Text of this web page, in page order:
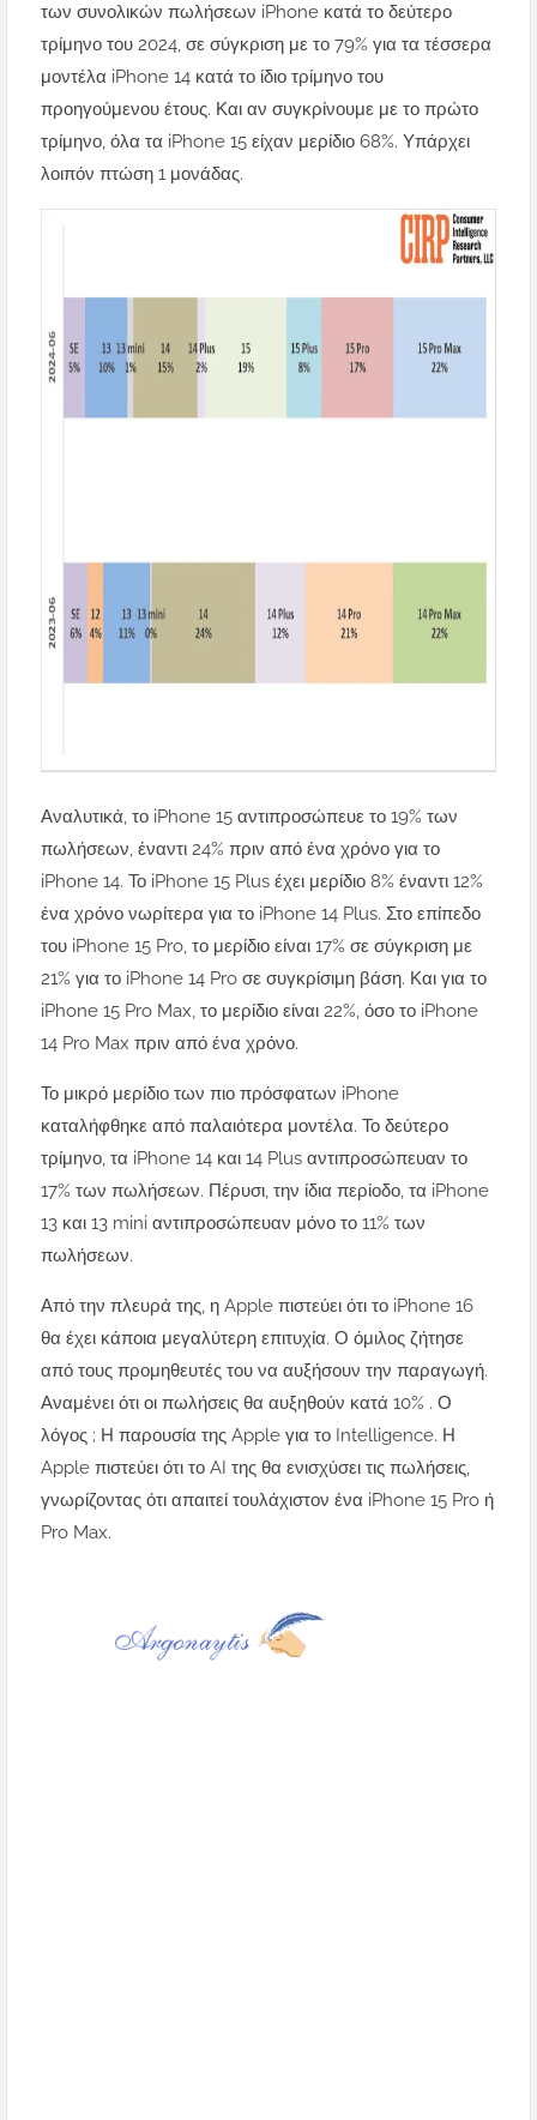
των συνολικών πωλήσεων iPhone κατά το δεύτερο
τρίμηνο του 2024, σε σύγκριση με το 79% για τα τέσσερα
μοντέλα iPhone 14 κατά το ίδιο τρίμηνο του
προηγούμενου έτους. Και αν συγκρίνουμε με το πρώτο
τρίμηνο, όλα τα iPhone 15 είχαν μερίδιο 68%. Υπάρχει
λοιπόν πτώση 1 μονάδας.
Αναλυτικά, το iPhone 15 αντιπροσώπευε το 19% των
πωλήσεων, έναντι 24% πριν από ένα χρόνο για το
iPhone 14. Το iPhone 15 Plus έχει μερίδιο 8% έναντι 12%
ένα χρόνο νωρίτερα για το iPhone 14 Plus. Στο επίπεδο
του iPhone 15 Pro, το μερίδιο είναι 17% σε σύγκριση με
21% για το iPhone 14 Pro σε συγκρίσιμη βάση. Και για το
iPhone 15 Pro Max, το μερίδιο είναι 22%, όσο το iPhone
14 Pro Max πριν από ένα χρόνο.
Το μικρό μερίδιο των πιο πρόσφατων iPhone
καταλήφθηκε από παλαιότερα μοντέλα. Το δεύτερο
τρίμηνο, τα iPhone 14 και 14 Plus αντιπροσώπευαν το
17% των πωλήσεων. Πέρυσι, την ίδια περίοδο, τα iPhone
13 και 13 mini αντιπροσώπευαν μόνο το 11% των
πωλήσεων.
Από την πλευρά της, η Apple πιστεύει ότι το iPhone 16
θα έχει κάποια μεγαλύτερη επιτυχία. Ο όμιλος ζήτησε
από τους προμηθευτές του να αυξήσουν την παραγωγή.
Αναμένει ότι οι πωλήσεις θα αυξηθούν κατά 10% . Ο
λόγος ; Η παρουσία της Apple για το Intelligence. Η
Apple πιστεύει ότι το AI της θα ενισχύσει τις πωλήσεις,
γνωρίζοντας ότι απαιτεί τουλάχιστον ένα iPhone 15 Pro ή
Pro Max.